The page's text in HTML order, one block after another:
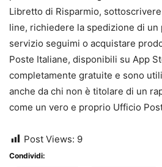
Libretto di Risparmio,
line, richiedere la spedizione di un
servizio seguimi o acquistare
Poste Italiane, disponibili su App
completamente gratuite e sono
anche da chi non è titolare di un
come un vero e proprio Ufficio
Post Views: 9
Condividi: